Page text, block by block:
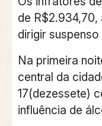
de
dirigir
Na primeira
central da
17(dezessete)
influência de